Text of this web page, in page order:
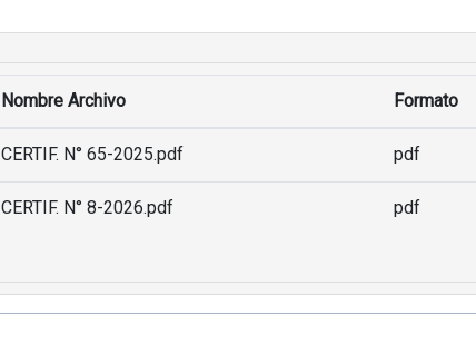
Nombre Archivo Formato
CERTIF. N° 65-2025.pdf pdf
CERTIF. N° 8-2026.pdf pdf